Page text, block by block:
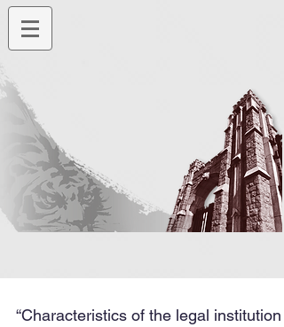
“Characteristics of the legal institution